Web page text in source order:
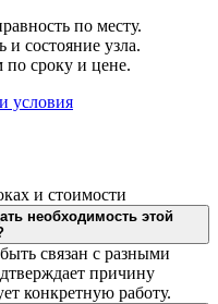
по месту.
и состояние узла.
по сроку и цене.
условия
и стоимости
необходимость этой
связан с разными
причину
конкретную работу.